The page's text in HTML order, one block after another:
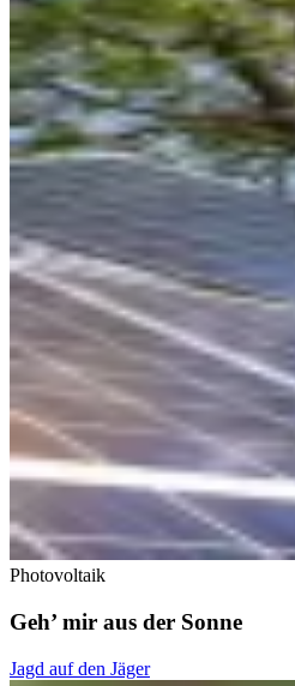
Photovoltaik
Geh’ mir aus der Sonne
Jagd auf den Jäger